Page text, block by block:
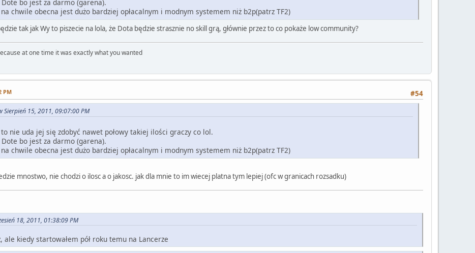
bo jest za darmo (garena).
chwile obecna jest dużo bardziej opłacalnym i modnym systemem niż b2p(patrz TF2)
tak jak Wy to piszecie na lola, że Dota będzie strasznie no skill grą, głównie przez to co pokaże low community?
at one time it was exactly what you wanted
#54
PM
Sierpień 15, 2011, 09:07:00 PM
nie uda jej się zdobyć nawet połowy takiej ilości graczy co lol.
bo jest za darmo (garena).
chwile obecna jest dużo bardziej opłacalnym i modnym systemem niż b2p(patrz TF2)
mnostwo, nie chodzi o ilosc a o jakosc. jak dla mnie to im wiecej platna tym lepiej (ofc w granicach rozsadku)
18, 2011, 01:38:09 PM
ale kiedy startowałem pół roku temu na Lancerze